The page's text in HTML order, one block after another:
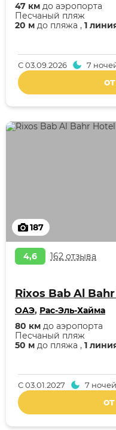
20 м до пляжа , 1
Песчаный пляж
47 км до аэропорта
С03.09.2026 7
187
4,6 162 отзыва
Rixos Bab Al
ОАЭ, Рас-Эль-Хайма
50 м до пляжа , 1
Песчаный пляж
80 км до аэропорта
С03.01.2027 7 ночей